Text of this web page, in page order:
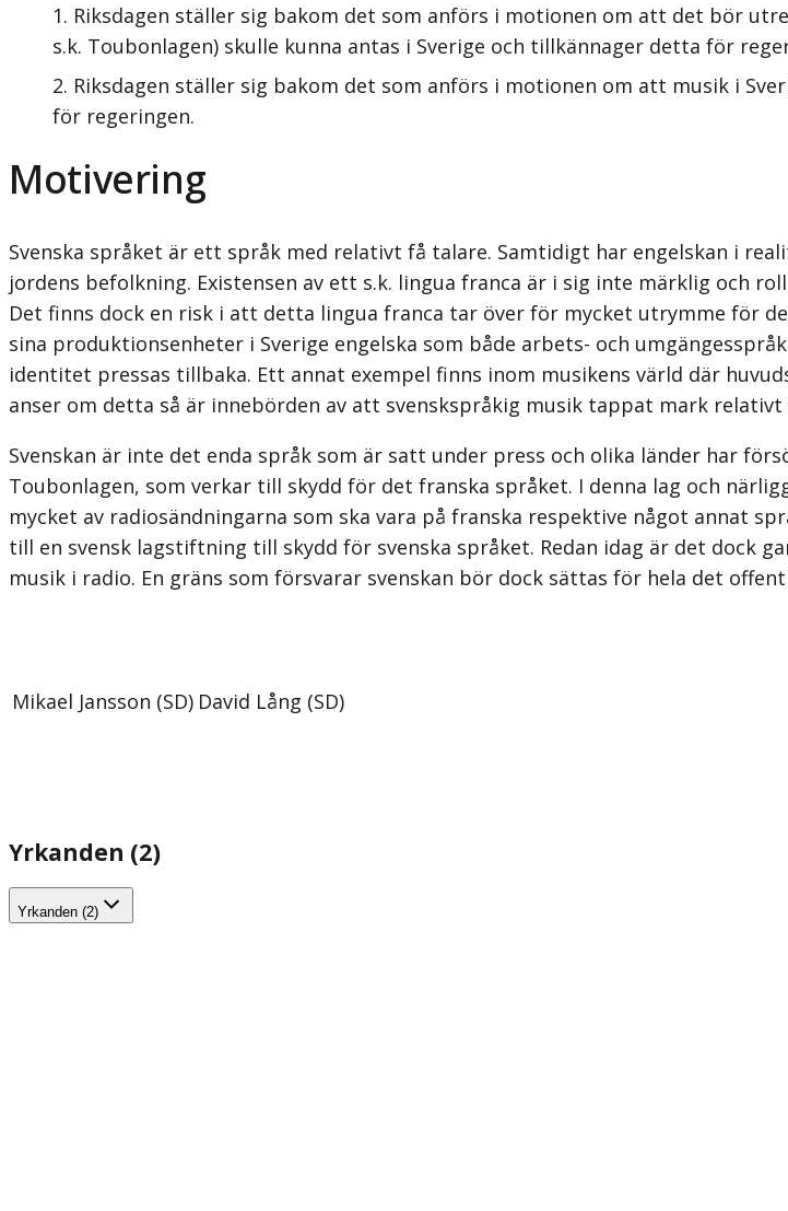
Riksdagen ställer sig bakom det som anförs i motionen om att det bör
s.k. Toubonlagen) skulle kunna antas i Sverige och tillkännager detta för
Riksdagen ställer sig bakom det som anförs i motionen om att musik i
för regeringen.
Motivering
Svenska språket är ett språk med relativt få talare. Samtidigt har engelskan i
jordens befolkning. Existensen av ett s.k. lingua franca är i sig inte märklig och
Det finns dock en risk i att detta lingua franca tar över för mycket utrymme för
sina produktionsenheter i Sverige engelska som både arbets- och
identitet pressas tillbaka. Ett annat exempel finns inom musikens värld där
anser om detta så är innebörden av att svenskspråkig musik tappat mark
Svenskan är inte det enda språk som är satt under press och olika länder har
Toubonlagen, som verkar till skydd för det franska språket. I denna lag och
mycket av radiosändningarna som ska vara på franska respektive något annat
till en svensk lagstiftning till skydd för svenska språket. Redan idag är det dock
musik i radio. En gräns som försvarar svenskan bör dock sättas för hela det
Mikael Jansson (SD) David Lång (SD)
Yrkanden (2)
Yrkanden (2)